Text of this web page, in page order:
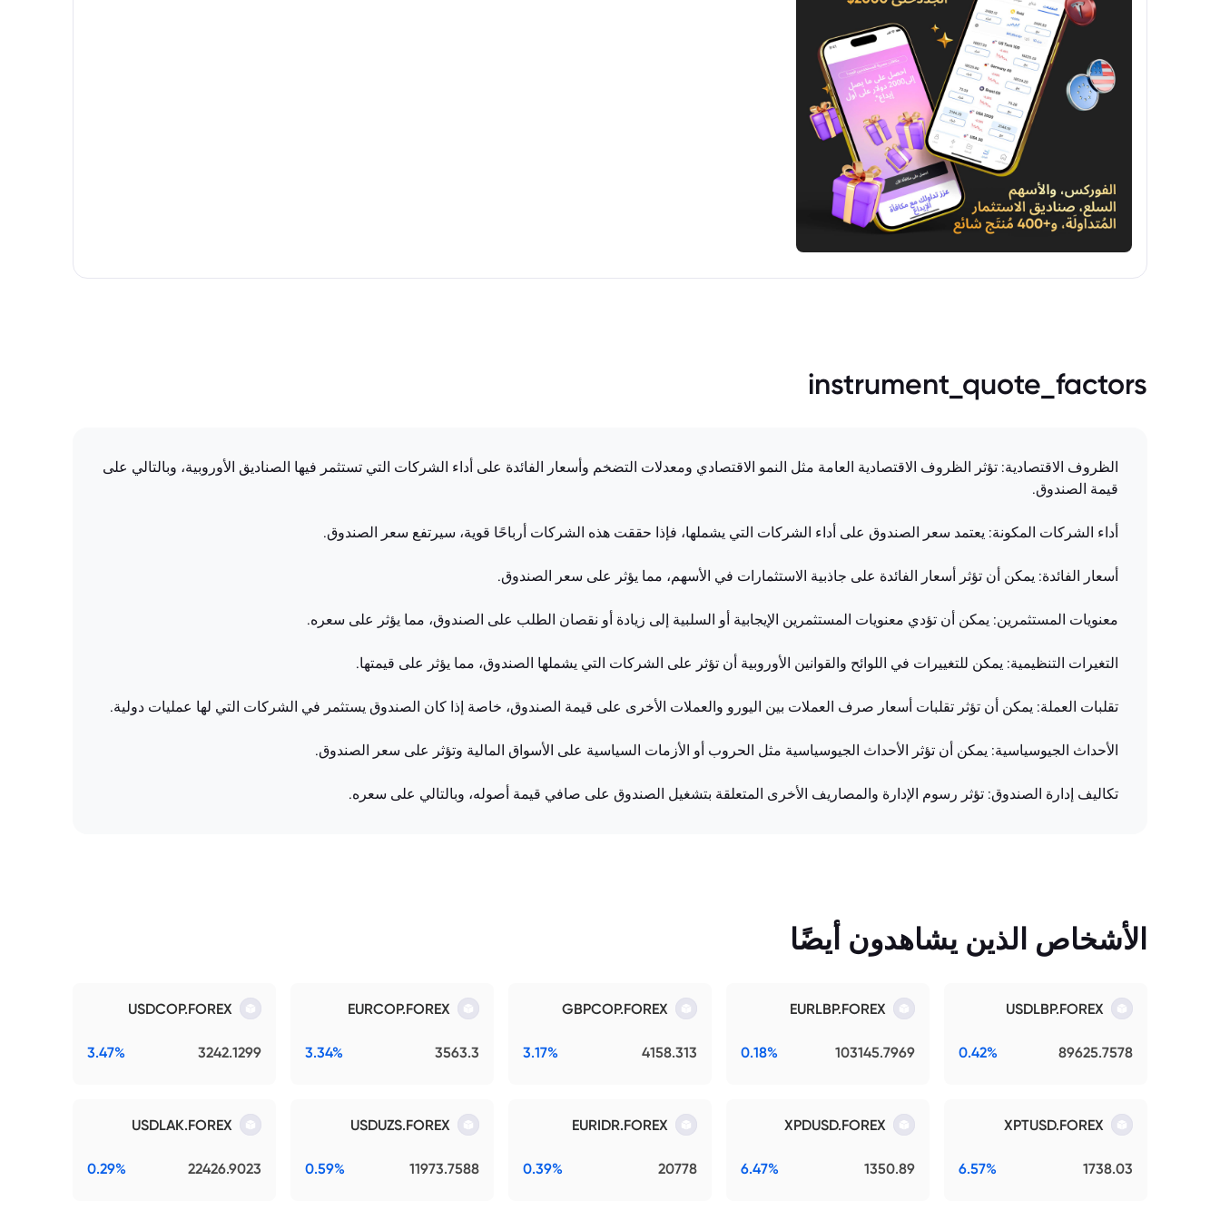
instrument_quote_factors
الظروف الاقتصادية: تؤثر الظروف الاقتصادية العامة مثل النمو الاقتصادي ومعدلات التضخم وأسعار الفائدة على أداء الشركات التي تستثمر فيها الصناديق الأوروبية، وبالتالي على
قيمة الصندوق.
أداء الشركات المكونة: يعتمد سعر الصندوق على أداء الشركات التي يشملها، فإذا حققت هذه الشركات أرباحًا قوية، سيرتفع سعر الصندوق.
أسعار الفائدة: يمكن أن تؤثر أسعار الفائدة على جاذبية الاستثمارات في الأسهم، مما يؤثر على سعر الصندوق.
معنويات المستثمرين: يمكن أن تؤدي معنويات المستثمرين الإيجابية أو السلبية إلى زيادة أو نقصان الطلب على الصندوق، مما يؤثر على سعره.
التغيرات التنظيمية: يمكن للتغييرات في اللوائح والقوانين الأوروبية أن تؤثر على الشركات التي يشملها الصندوق، مما يؤثر على قيمتها.
تقلبات العملة: يمكن أن تؤثر تقلبات أسعار صرف العملات بين اليورو والعملات الأخرى على قيمة الصندوق، خاصة إذا كان الصندوق يستثمر في الشركات التي لها عمليات دولية.
الأحداث الجيوسياسية: يمكن أن تؤثر الأحداث الجيوسياسية مثل الحروب أو الأزمات السياسية على الأسواق المالية وتؤثر على سعر الصندوق.
تكاليف إدارة الصندوق: تؤثر رسوم الإدارة والمصاريف الأخرى المتعلقة بتشغيل الصندوق على صافي قيمة أصوله، وبالتالي على سعره.
الأشخاص الذين يشاهدون أيضًا
USDLBP.FOREX
89625.7578
0.42%
EURLBP.FOREX
103145.7969
0.18%
GBPCOP.FOREX
4158.313
3.17%
EURCOP.FOREX
3563.3
3.34%
USDCOP.FOREX
3242.1299
3.47%
XPTUSD.FOREX
1738.03
6.57%
XPDUSD.FOREX
1350.89
6.47%
EURIDR.FOREX
20778
0.39%
USDUZS.FOREX
11973.7588
0.59%
USDLAK.FOREX
22426.9023
0.29%